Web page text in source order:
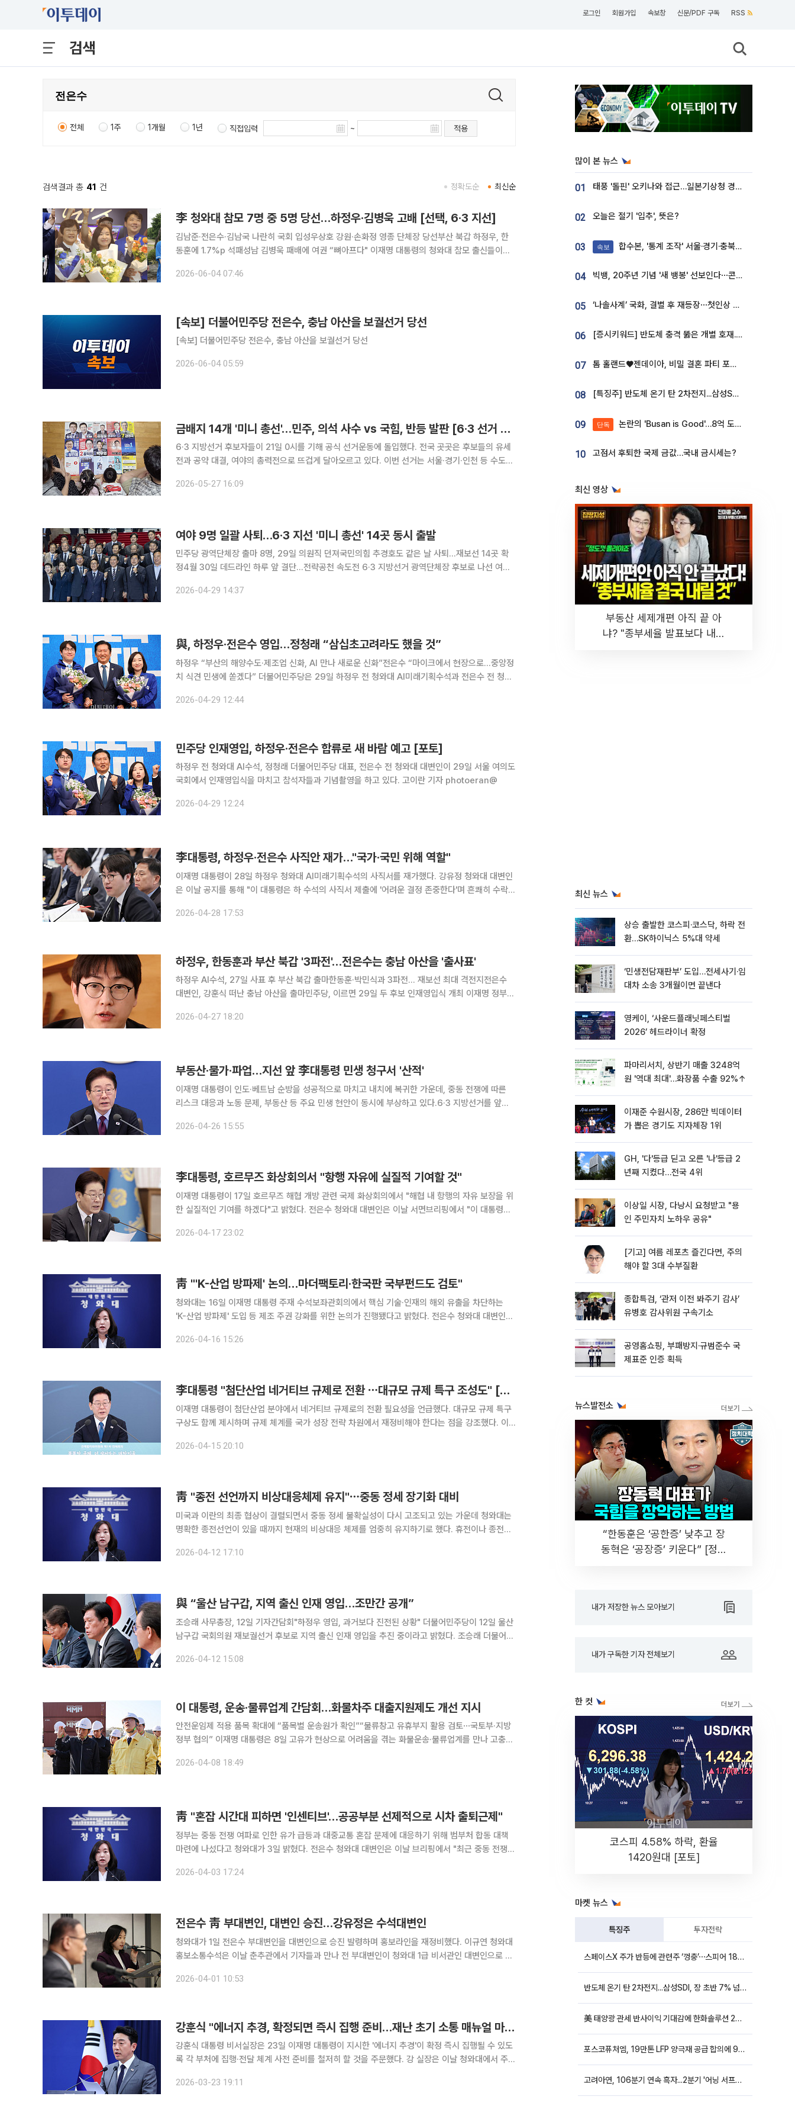
로그인 회원가입 속보창 신문/PDF 구독 RSS
검색
전체 1주 1개월 1년 직접입력 ~ 적용
검색결과 총 41 건 최신순
정확도순
李 청와대 참모 7명 중 5명 당선…하정우·김병욱 고배 [선택, 6·3 지선]
김남준·전은수·김남국 나란히 국회 입성우상호 강원·손화정 영종 단체장 당선부산 북갑 하정우, 한
동훈에 1.7%p 석패성남 김병욱 패배에 여권 “뼈아프다" 이재명 대통령의 청와대 참모 출신들이
신 7명 가운데 5명이 국회와 지방정부에 입성하면서, 대통령실과 여
2026-06-04 07:46
[속보] 더불어민주당 전은수, 충남 아산을 보궐선거 당선
[속보] 더불어민주당 전은수, 충남 아산을 보궐선거 당선
2026-06-04 05:59
금배지 14개 '미니 총선'…민주, 의석 사수 vs 국힘, 반등 발판 [6·3 선거 풍향계]
6·3 지방선거 후보자들이 21일 0시를 기해 공식 선거운동에 돌입했다. 전국 곳곳은 후보들의 유세
전과 공약 대결, 여야의 총력전으로 뜨겁게 달아오르고 있다. 이번 선거는 서울·경기·인천 등 수도권
출범 이후 처음 치러지는 전국 단위 선거라는 점에서 단순한 지방
2026-05-27 16:09
여야 9명 일괄 사퇴…6·3 지선 '미니 총선' 14곳 동시 출발
민주당 광역단체장 출마 8명, 29일 의원직 던져국민의힘 추경호도 같은 날 사퇴…재보선 14곳 확
정4월 30일 데드라인 하루 앞 결단…전략공천 속도전 6·3 지방선거 광역단체장 후보로 나선 여야
선거지가 14곳으로 굳어지면서, 광역단체장 선거 위에 '미니
2026-04-29 14:37
與, 하정우·전은수 영입…정청래 “삼십초고려라도 했을 것”
하정우 “부산의 해양수도·제조업 신화, AI 만나 새로운 신화”전은수 “마이크에서 현장으로…중앙정
치 식견 민생에 쏟겠다” 더불어민주당은 29일 하정우 전 청와대 AI미래기획수석과 전은수 전 청와
래 민주당 대표는 이날 국회에서 2차 인재영입식을 열고 “민주당
2026-04-29 12:44
민주당 인재영입, 하정우·전은수 합류로 새 바람 예고 [포토]
하정우 전 청와대 AI수석, 정청래 더불어민주당 대표, 전은수 전 청와대 대변인이 29일 서울 여의도
국회에서 인재영입식을 마치고 참석자들과 기념촬영을 하고 있다. 고이란 기자 photoeran@
2026-04-29 12:24
李대통령, 하정우·전은수 사직안 재가…"국가·국민 위해 역할"
이재명 대통령이 28일 하정우 청와대 AI미래기획수석의 사직서를 재가했다. 강유정 청와대 대변인
은 이날 공지를 통해 "이 대통령은 하 수석의 사직서 제출에 '어려운 결정 존중한다'며 흔쾌히 수락했
에게 "어디에서 어떤 일을 하든지 국가와 국민을 위해 역
2026-04-28 17:53
하정우, 한동훈과 부산 북갑 '3파전'…전은수는 충남 아산을 '출사표'
하정우 AI수석, 27일 사표 후 부산 북갑 출마한동훈·박민식과 3파전… 재보선 최대 격전지전은수
대변인, 강훈식 떠난 충남 아산을 출마민주당, 이르면 29일 두 후보 인재영입식 개최 이재명 정부
석비서관은 부산 북갑, 전은수 청와대 대변인은 충남 아산을 국
2026-04-27 18:20
부동산·물가·파업…지선 앞 李대통령 민생 청구서 '산적'
이재명 대통령이 인도·베트남 순방을 성공적으로 마치고 내치에 복귀한 가운데, 중동 전쟁에 따른
리스크 대응과 노동 문제, 부동산 등 주요 민생 현안이 동시에 부상하고 있다.6·3 지방선거를 앞두
2026-04-26 15:55
李대통령, 호르무즈 화상회의서 "항행 자유에 실질적 기여할 것"
이재명 대통령이 17일 호르무즈 해협 개방 관련 국제 화상회의에서 "해협 내 항행의 자유 보장을 위
한 실질적인 기여를 하겠다"고 밝혔다. 전은수 청와대 대변인은 이날 서면브리핑에서 "이 대통령은
회의에는 한국을 비롯해 이탈리아, 독일, 캐나다, 호주, 싱
2026-04-17 23:02
靑 "'K-산업 방파제' 논의…마더팩토리·한국판 국부펀드도 검토"
청와대는 16일 이재명 대통령 주재 수석보좌관회의에서 핵심 기술·인재의 해외 유출을 차단하는
'K-산업 방파제' 도입 등 제조 주권 강화를 위한 논의가 진행됐다고 밝혔다. 전은수 청와대 대변인은
화된 환경에서 첨단 산업 경쟁력이 국가 안보와 직결된다는 인식 아
2026-04-16 15:26
李대통령 "첨단산업 네거티브 규제로 전환 ⋯대규모 규제 특구 조성도" [종합]
이재명 대통령이 첨단산업 분야에서 네거티브 규제로의 전환 필요성을 언급했다. 대규모 규제 특구
구상도 함께 제시하며 규제 체계를 국가 성장 전략 차원에서 재정비해야 한다는 점을 강조했다. 이
방안 중에는 비효율적인 규제를 정리하고, 이를 국제 표준에 맞춰
2026-04-15 20:10
靑 "종전 선언까지 비상대응체제 유지"⋯중동 정세 장기화 대비
미국과 이란의 최종 협상이 결렬되면서 중동 정세 불확실성이 다시 고조되고 있는 가운데 청와대는
명확한 종전선언이 있을 때까지 현재의 비상대응 체제를 엄중히 유지하기로 했다. 휴전이나 종전이
2026-04-12 17:10
與 “울산 남구갑, 지역 출신 인재 영입…조만간 공개”
조승래 사무총장, 12일 기자간담회"하정우 영입, 과거보다 진전된 상황" 더불어민주당이 12일 울산
남구갑 국회의원 재보궐선거 후보로 지역 출신 인재 영입을 추진 중이라고 밝혔다. 조승래 더불어민
보를 먼저 정리할 생각”이라며 “울산 출신의 유능한 인재를 발굴해
2026-04-12 15:08
이 대통령, 운송·물류업계 간담회…화물차주 대출지원제도 개선 지시
안전운임제 적용 품목 확대에 “품목별 운송원가 확인”“물류창고 유휴부지 활용 검토⋯국토부·지방
정부 협의” 이재명 대통령은 8일 고유가 현상으로 어려움을 겪는 화물운송·물류업계를 만나 고충을
지(ICD) 제2터미널에서 열린 ‘고유가 위기 극복을 위한 화물운송
2026-04-08 18:49
靑 "혼잡 시간대 피하면 '인센티브'…공공부분 선제적으로 시차 출퇴근제"
정부는 중동 전쟁 여파로 인한 유가 급등과 대중교통 혼잡 문제에 대응하기 위해 범부처 합동 대책
마련에 나섰다고 청와대가 3일 밝혔다. 전은수 청와대 대변인은 이날 브리핑에서 "최근 중동 전쟁의
시민들이 급증하고 있다"며 "이로 인해 출퇴근 시간대 대중교통
2026-04-03 17:24
전은수 靑 부대변인, 대변인 승진…강유정은 수석대변인
청와대가 1일 전은수 부대변인을 대변인으로 승진 발령하며 홍보라인을 재정비했다. 이규연 청와대
홍보소통수석은 이날 춘추관에서 기자들과 만나 전 부대변인이 청와대 1급 비서관인 대변인으로 선
전 대변인이 ‘6·3 보궐선거’ 출마를 위해 사직한 이후 공석이던
2026-04-01 10:53
강훈식 "에너지 추경, 확정되면 즉시 집행 준비…재난 초기 소통 매뉴얼 마련"
강훈식 대통령 비서실장은 23일 이재명 대통령이 지시한 '에너지 추경'이 확정 즉시 집행될 수 있도
록 각 부처에 집행·전달 체계 사전 준비를 철저히 할 것을 주문했다. 강 실장은 이날 청와대에서 주재
다. 전날 당정청은 약 25조원 규모의 추경안을 편성해 이르면 4
2026-03-23 19:11
많이 본 뉴스
01 태풍 '돌핀' 오키나와 접근…일본기상청 경로 업데이트
02 오늘은 절기 '입추', 뜻은?
03 속보 합수본, '통계 조작' 서울·경기·충북 선관위 등 추가 압수수색
04 빅뱅, 20주년 기념 '새 뱅봉' 선보인다⋯콘서트 앞두고 팝업 개최
05 ‘나솔사계’ 국화, 결별 후 재등장⋯첫인상 투표 휩쓸고 ‘인기녀’ 등극
06 [증시키워드] 반도체 충격 뚫은 개별 호재...포스코퓨처엠·에코프로·한화솔루션 '눈길'
07 톰 홀랜드♥젠데이아, 비밀 결혼 파티 포착⋯호텔 대관비만 9억
08 [특징주] 반도체 온기 탄 2차전지...삼성SDI, 장 초반 7% 넘게 껑충
09 단독 논란의 'Busan is Good'…8억 도시브랜드, 용산 대통령실 CI 업체가 수행
10 고점서 후퇴한 국제 금값…국내 금시세는?
최신 영상
부동산 세제개편 아직 끝 아
냐? "종부세율 발표보다 내릴
최신 뉴스
상승 출발한 코스피·코스닥, 하락 전
환…SK하이닉스 5%대 약세
‘민생전담재판부’ 도입…전세사기·임
대차 소송 3개월이면 끝낸다
영케이, ‘사운드플래닛페스티벌
2026’ 헤드라이너 확정
파마리서치, 상반기 매출 3248억
원 '역대 최대'…화장품 수출 92%↑
이재준 수원시장, 286만 빅데이터
가 뽑은 경기도 지자체장 1위
GH, '다'등급 딛고 오른 '나'등급 2
년째 지켰다…전국 4위
이상일 시장, 다낭시 요청받고 "용
인 주민자치 노하우 공유"
[기고] 여름 레포츠 즐긴다면, 주의
해야 할 3대 수부질환
종합특검, ‘관저 이전 봐주기 감사’
유병호 감사위원 구속기소
공영홈쇼핑, 부패방지·규범준수 국
제표준 인증 획득
뉴스발전소
“한동훈은 ‘공한증’ 낮추고 장
동혁은 ‘공장증’ 키운다” [정치
내가 저장한 뉴스 모아보기
내가 구독한 기자 전체보기
한 컷
코스피 4.58% 하락, 환율
1420원대 [포토]
마켓 뉴스
특징주 투자전략
스페이스X 주가 반등에 관련주 ‘껑충’⋯스피어 18%ㆍ에이치브이엠 12%↑
반도체 온기 탄 2차전지...삼성SDI, 장 초반 7% 넘게 껑충
美 태양광 관세 반사이익 기대감에 한화솔루션 20%대·OCI홀딩스 14%대 급등
포스코퓨처엠, 19만톤 LFP 양극재 공급 합의에 9%대 강세
고려아연, 106분기 연속 흑자...2분기 '어닝 서프라이즈'에 장 초반 12%대 강세